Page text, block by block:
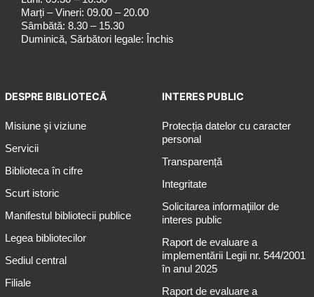
Marți – Vineri: 09.00 – 20.00
Sâmbătă: 8.30 – 15.30
Duminică, Sărbători legale: Închis
DESPRE BIBLIOTECĂ
Misiune şi viziune
Servicii
Biblioteca în cifre
Scurt istoric
Manifestul bibliotecii publice
Legea bibliotecilor
Sediul central
Filiale
INTERES PUBLIC
Protecția datelor cu caracter
personal
Transparență
Integritate
Solicitarea informaţiilor de
interes public
Raport de evaluare a
implementării Legii nr. 544/2001
în anul 2025
Raport de evaluare a